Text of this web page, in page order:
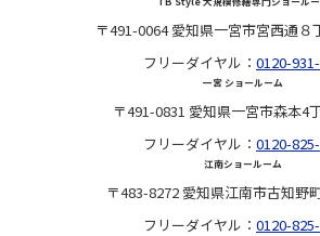
〒491-0064 愛知県一宮市宮西通８
フリーダイヤル： 0120-
一宮 ショールーム
〒491-0831 愛知県一宮市森本4
フリーダイヤル： 0120-
江南ショールーム
〒483-8272 愛知県江南市古知野
フリーダイヤル： 0120-